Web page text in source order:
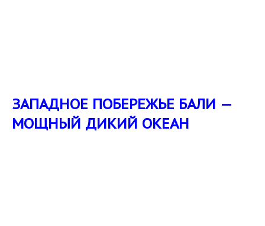
ЗАПАДНОЕ ПОБЕРЕЖЬЕ БАЛИ —
МОЩНЫЙ ДИКИЙ ОКЕАН